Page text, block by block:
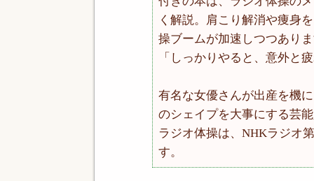
く解説。肩こり解消や痩身
操ブームが加速しつつあり
「しっかりやると、意外と
有名な女優さんが出産を機
のシェイプを大事にする芸
ラジオ体操は、NHKラジオ
す。